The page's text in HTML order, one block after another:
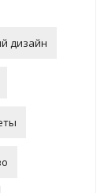
дизайн